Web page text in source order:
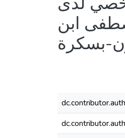
ابن
بسكرة